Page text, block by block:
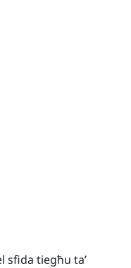
sfida tiegħu ta’